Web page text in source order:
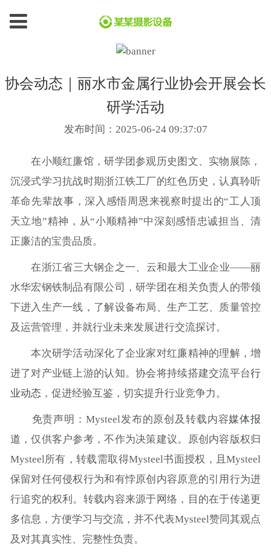
协会动态｜丽水市金属行业协会开展会长
研学活动
发布时间：2025-06-24 09:37:07
在小顺红廉馆，研学团参观历史图文、实物展陈，
沉浸式学习抗战时期浙江铁工厂的红色历史，认真聆听
革命先辈故事，深入感悟周恩来视察时提出的“工人顶
天立地”精神，从“小顺精神”中深刻感悟忠诚担当、清
正廉洁的宝贵品质。
在浙江省三大钢企之一、云和最大工业企业——丽
水华宏钢铁制品有限公司，研学团在相关负责人的带领
下进入生产一线，了解设备布局、生产工艺、质量管控
及运营管理，并就行业未来发展进行交流探讨。
本次研学活动深化了企业家对红廉精神的理解，增
进了对产业链上游的认知。协会将持续搭建交流平台行
业动态，促进经验互鉴，切实提升行业竞争力。
免责声明：Mysteel发布的原创及转载内容媒体报
道 ，仅供客户参考，不作为决策建议。原创内容版权归
Mysteel所有，转载需取得Mysteel书面授权，且Mysteel
保留对任何侵权行为和有悖原创内容原意的引用行为进
行追究的权利。转载内容来源于网络，目的在于传递更
多信息，方便学习与交流，并不代表Mysteel赞同其观点
及对其真实性、完整性负责。